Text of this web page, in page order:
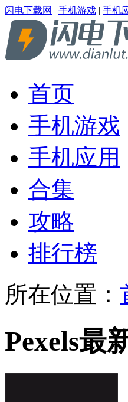
闪电下载网 | 手机游戏 | 手机
首页
手机游戏
手机应用
合集
攻略
排行榜
所在位置：
Pexels最